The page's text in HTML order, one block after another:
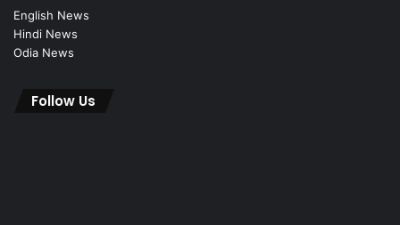
English News
Hindi News
Odia News
Follow Us